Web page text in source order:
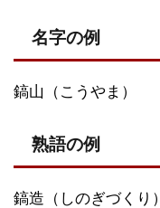
名字の例
鎬山（こうやま）
熟語の例
鎬造（しのぎづくり）